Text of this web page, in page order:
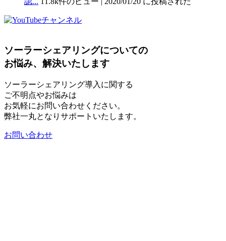
ソーラーシェアリングについての
お悩み、解決いたします
ソーラーシェアリング導入に関する
ご不明点やお悩みは
お気軽にお問い合わせください。
弊社一丸となりサポートいたします。
お問い合わせ